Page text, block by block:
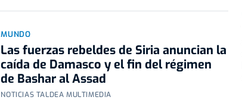
MUNDO
Las fuerzas rebeldes de Siria anuncian la
caída de Damasco y el fin del régimen
de Bashar al Assad
NOTICIAS TALDEA MULTIMEDIA